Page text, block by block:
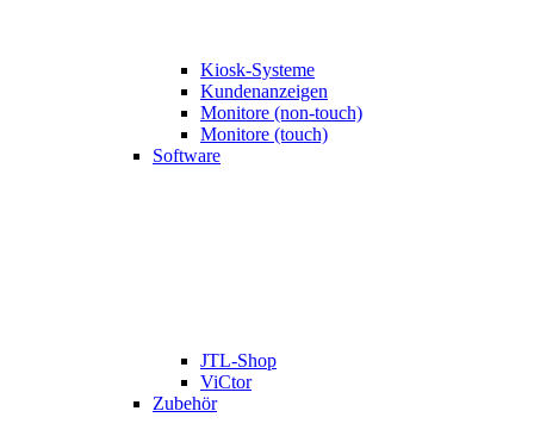
Kiosk-Systeme
Kundenanzeigen
Monitore (non-touch)
Monitore (touch)
Software
JTL-Shop
ViCtor
Zubehör